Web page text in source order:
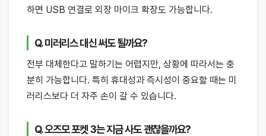
하면 USB 연결로 외장 마이크 확장도 가능합니다.
Q. 미러리스 대신 써도 될까요?
전부 대체한다고 말하기는 어렵지만, 상황에 따라서는 충
분히 가능합니다. 특히 휴대성과 즉시성이 중요할 때는 미
러리스보다 더 자주 손이 갈 수 있습니다.
Q. 오즈모 포켓 3는 지금 사도 괜찮을까요?